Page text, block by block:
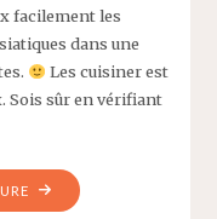
facilement les
dans une
Les cuisiner est
Sois sûr en vérifiant
"NOUILLES